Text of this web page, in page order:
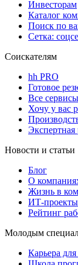
Инвесторам
Каталог
Поиск по
Сетка:
Соискателям
hh PRO
Готовое
Все сервисы
Хочу у вас
Экспертная
Новости и статьи
Блог
О
Жизнь в
ИТ-проекты
Рейтинг
Молодым
Карьера